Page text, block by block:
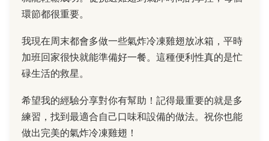
環節都很重要。
我現在周末都會多做一些氣炸冷凍雞翅放冰箱，平時
加班回家很快就能準備好一餐。這種便利性真的是忙
碌生活的救星。
希望我的經驗分享對你有幫助！記得最重要的就是多
練習，找到最適合自己口味和設備的做法。祝你也能
做出完美的氣炸冷凍雞翅！